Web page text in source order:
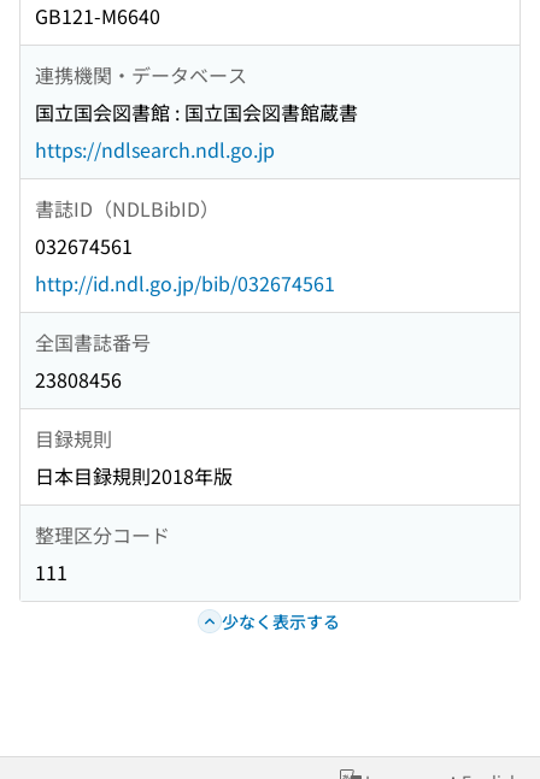
GB121-M6640
連携機関・データベース
国立国会図書館 : 国立国会図書館蔵書
https://ndlsearch.ndl.go.jp
書誌ID（NDLBibID）
032674561
http://id.ndl.go.jp/bib/032674561
全国書誌番号
23808456
目録規則
日本目録規則2018年版
整理区分コード
111
少なく表示する